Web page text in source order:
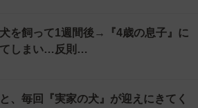
を飼って1週間後→『4歳の息子』に
しまい…反則…
、毎回『実家の犬』が迎えにきてく